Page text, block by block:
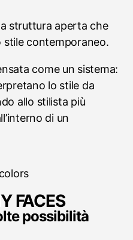
struttura aperta che
stile contemporaneo.
come un sistema:
lo stile da
allo stilista più
di un
FACES
possibilità